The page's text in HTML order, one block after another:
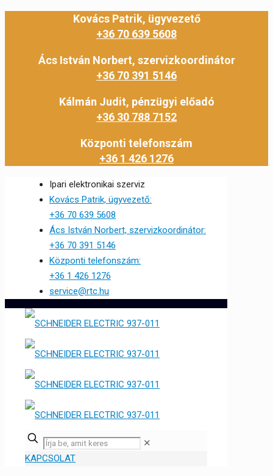
Kovács Patrik, ügyvezető
+36 70 639 5608
Ács István Norbert, szervizkoordinátor
+36 70 391 5146
Kálmán Judit, pénzügyi előadó
+36 30 788 7152
Központi telefonszám
+36 1 426 1276
Ipari elektronikai szerviz
Kovács Patrik, ügyvezető:
+36 70 639 5608
Ács István Norbert, szervizkoordinátor:
+36 70 391 5146
Központi telefonszám:
+36 1 426 1276
service@rtc.hu
✕
KAPCSOLAT